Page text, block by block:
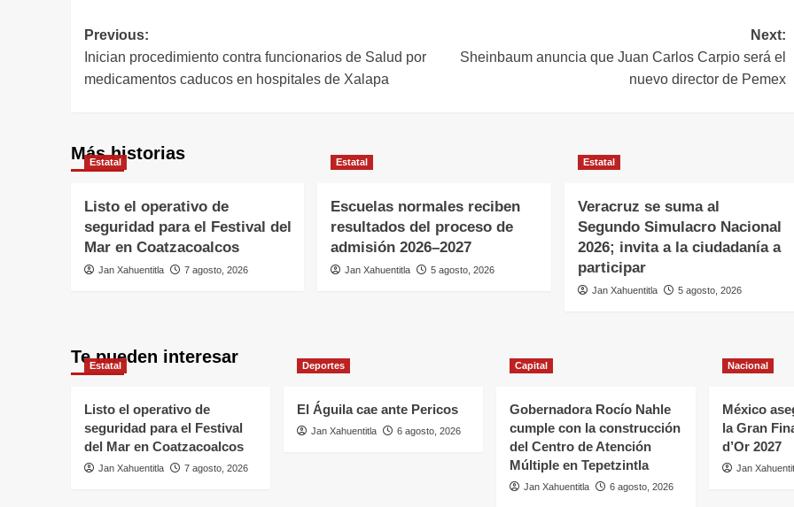
Previous:
Inician procedimiento contra funcionarios de Salud por
medicamentos caducos en hospitales de Xalapa
Next:
Sheinbaum anuncia que Juan Carlos Carpio será el
nuevo director de Pemex
Más historias
Estatal
Listo el operativo de
seguridad para el Festival del
Mar en Coatzacoalcos
Jan Xahuentitla 7 agosto, 2026
Estatal
Escuelas normales reciben
resultados del proceso de
admisión 2026–2027
Jan Xahuentitla 5 agosto, 2026
Estatal
Veracruz se suma al
Segundo Simulacro Nacional
2026; invita a la ciudadanía a
participar
Jan Xahuentitla 5 agosto, 2026
Te pueden interesar
Estatal
Listo el operativo de
seguridad para el Festival
del Mar en Coatzacoalcos
Jan Xahuentitla 7 agosto, 2026
Deportes
El Águila cae ante Pericos
Jan Xahuentitla 6 agosto, 2026
Capital
Gobernadora Rocío Nahle
cumple con la construcción
del Centro de Atención
Múltiple en Tepetzintla
Jan Xahuentitla 6 agosto, 2026
Nacional
México
la Gran
d’Or 2027
Jan